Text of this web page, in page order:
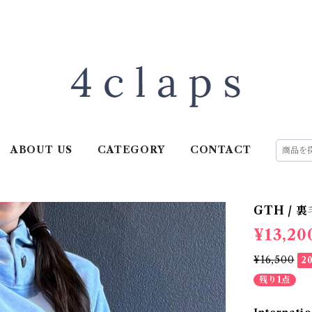
ABOUT US CATEGORY CONTACT
GTH / 裏
¥16,500
残り1点